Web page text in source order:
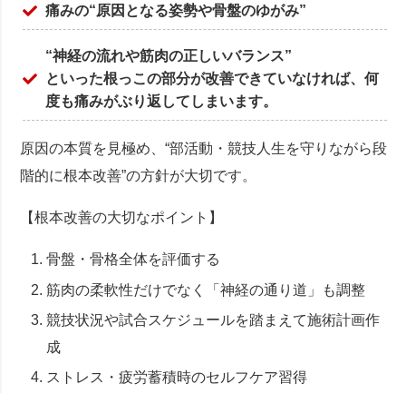
痛みの“原因となる姿勢や骨盤のゆがみ”
“神経の流れや筋肉の正しいバランス”
といった根っこの部分が改善できていなければ、何
度も痛みがぶり返してしまいます。
原因の本質を見極め、“部活動・競技人生を守りながら段
階的に根本改善”の方針が大切です。
【根本改善の大切なポイント】
骨盤・骨格全体を評価する
筋肉の柔軟性だけでなく「神経の通り道」も調整
競技状況や試合スケジュールを踏まえて施術計画作
成
ストレス・疲労蓄積時のセルフケア習得